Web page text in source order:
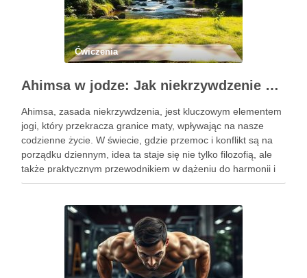
Ćwiczenia
Ahimsa w jodze: Jak niekrzywdzenie wpływa na nasze życie?
Ahimsa, zasada niekrzywdzenia, jest kluczowym elementem
jogi, który przekracza granice maty, wpływając na nasze
codzienne życie. W świecie, gdzie przemoc i konflikt są na
porządku dziennym, idea ta staje się nie tylko filozofią, ale
także praktycznym przewodnikiem w dążeniu do harmonii i
pokoju. Ahimsa uczy nas szacunku do siebie i …